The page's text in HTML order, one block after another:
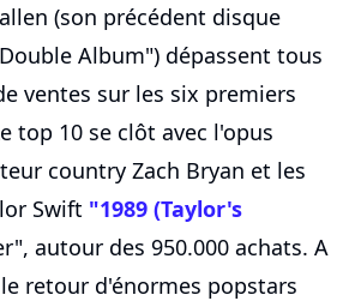
(son précédent disque
Album") dépassent tous
ventes sur les six premiers
top 10 se clôt avec l'opus
country Zach Bryan et les
Swift "1989 (Taylor's
autour des 950.000 achats. A
retour d'énormes popstars